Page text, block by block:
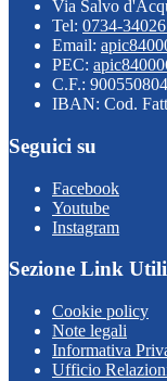
Via Salvo
Tel: 0734-
Email:
PEC:
C.F.:
IBAN: Cod.
Seguici su
Facebook
Youtube
Instagram
Sezione Link Utili
Cookie policy
Note legali
Informativa
Ufficio